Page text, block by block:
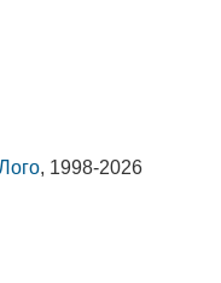
, 1998-2026